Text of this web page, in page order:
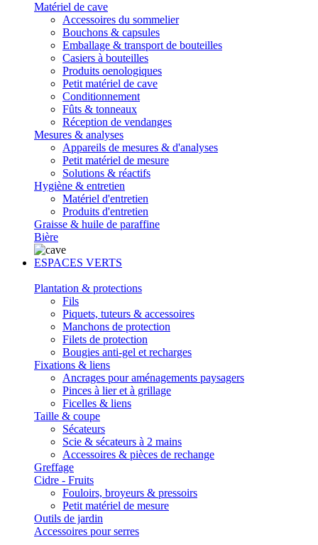
Matériel de cave
Accessoires du sommelier
Bouchons & capsules
Emballage & transport de bouteilles
Casiers à bouteilles
Produits oenologiques
Petit matériel de cave
Conditionnement
Fûts & tonneaux
Réception de vendanges
Mesures & analyses
Appareils de mesures & d'analyses
Petit matériel de mesure
Solutions & réactifs
Hygiène & entretien
Matériel d'entretien
Produits d'entretien
Graisse & huile de paraffine
Bière
ESPACES VERTS
Plantation & protections
Fils
Piquets, tuteurs & accessoires
Manchons de protection
Filets de protection
Bougies anti-gel et recharges
Fixations & liens
Ancrages pour aménagements paysagers
Pinces à lier et à grillage
Ficelles & liens
Taille & coupe
Sécateurs
Scie & sécateurs à 2 mains
Accessoires & pièces de rechange
Greffage
Cidre - Fruits
Fouloirs, broyeurs & pressoirs
Petit matériel de mesure
Outils de jardin
Accessoires pour serres